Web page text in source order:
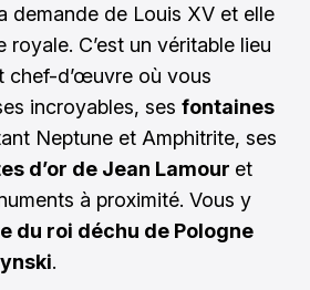
demande de Louis XV et elle
royale. C’est un véritable lieu
chef-d’œuvre où vous
incroyables, ses fontaines
Neptune et Amphitrite, ses
d’or de Jean Lamour et
à proximité. Vous y
du roi déchu de Pologne
.